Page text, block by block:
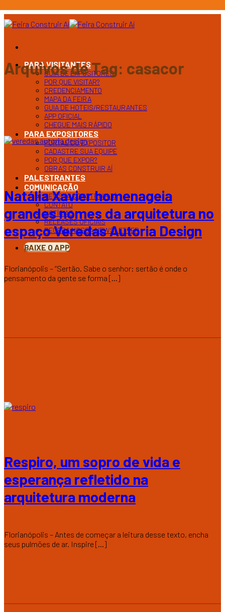
Ir
para
conteúdo
PARA VISITANTES
GUIA DE EXPOSITORES
POR QUE VISITAR?
CREDENCIAMENTO
MAPA DA FEIRA
GUIA DE HOTEIS/RESTAURANTES
APP OFICIAL
CHEGUE MAIS RÁPIDO
PARA EXPOSITORES
PORTAL DO EXPOSITOR
CADASTRE SUA EQUIPE
POR QUE EXPOR?
OBRAS CONSTRUIR AÍ
PALESTRANTES
COMUNICAÇÃO
REVISTA CONSTRUIR AÍ
CONTATO
NOTÍCIAS
RELEASES OFICIAIS
RECEBA NOSSA NEWSLETTER
BAIXE O APP
Arquivos de Tag: casacor
Natália Xavier homenageia
grandes nomes da arquitetura no
espaço Veredas Autoria Design
Florianópolis – “Sertão. Sabe o senhor: sertão é onde o
pensamento da gente se forma [...]
Respiro, um sopro de vida e
esperança refletido na
arquitetura moderna
Florianópolis – Antes de começar a leitura desse texto, encha
seus pulmões de ar. Inspire [...]